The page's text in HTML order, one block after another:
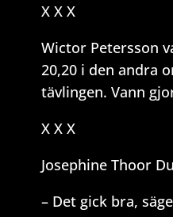
X X X
Wictor Petersson
20,20 i den andra
tävlingen. Vann
X X X
Josephine Thoor
– Det gick bra,